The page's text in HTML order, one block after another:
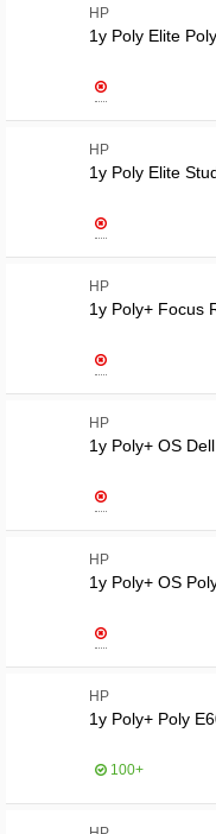
HP
1y Poly Elite
HP
1y Poly Elite
HP
1y Poly+ Focus
HP
1y Poly+ OS
HP
1y Poly+ OS
HP
1y Poly+ Poly
100+